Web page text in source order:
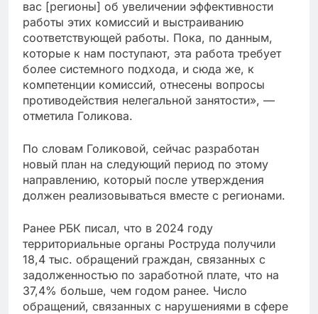
вас [регионы] об увеличении эффективности
работы этих комиссий и выстраиванию
соответствующей работы. Пока, по данным,
которые к нам поступают, эта работа требует
более системного подхода, и сюда же, к
компетенции комиссий, отнесены вопросы
противодействия нелегальной занятости», —
отметила Голикова.
По словам Голиковой, сейчас разработан
новый план на следующий период по этому
направлению, который после утверждения
должен реализовываться вместе с регионами.
Ранее РБК писал, что в 2024 году
территориальные органы Роструда получили
18,4 тыс. обращений граждан, связанных с
задолженностью по заработной плате, что на
37,4% больше, чем годом ранее. Число
обращений, связанных с нарушениями в сфере